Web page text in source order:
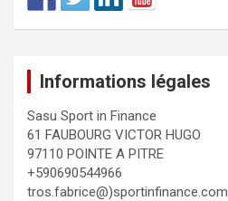
Informations légales
Sasu Sport in Finance
61 FAUBOURG VICTOR HUGO
97110 POINTE A PITRE
+590690544966
tros.fabrice@)sportinfinance.com